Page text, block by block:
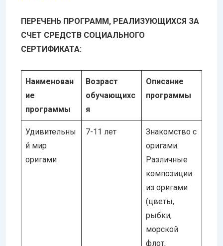
ПЕРЕЧЕНЬ ПРОГРАММ, РЕАЛИЗУЮЩИХСЯ ЗА
СЧЕТ СРЕДСТВ СОЦИАЛЬНОГО
СЕРТИФИКАТА:
Наименован
ие
программы
Возраст
обучающихс
я
Описание
программы
Удивительны
й мир
оригами
7-11 лет
Знакомство с
оригами.
Различные
композиции
из оригами
(цветы,
рыбки,
морской
флот,